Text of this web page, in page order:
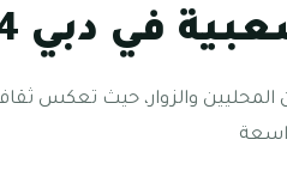
في دبي 2024
والزوار، حيث تعكس